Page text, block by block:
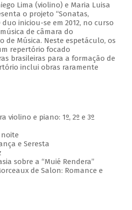
Lima (violino) e Maria Luisa
o projeto “Sonatas,
duo iniciou-se em 2012, no curso
de câmara do
de Música. Neste espetáculo, os
repertório focado
brasileiras para a formação de
inclui obras raramente
violino e piano: 1º, 2º e 3º
noite
e Seresta
sobre a “Muié Rendera”
de Salon: Romance e